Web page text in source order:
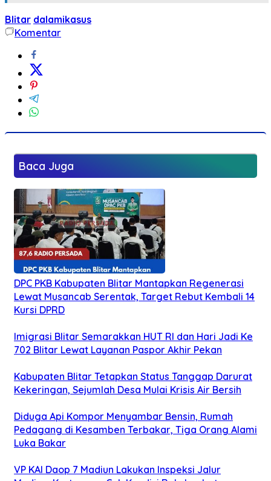
Blitar dalamikasus
Komentar
Baca Juga
DPC PKB Kabupaten Blitar Mantapkan Regenerasi
Lewat Musancab Serentak, Target Rebut Kembali 14
Kursi DPRD
Imigrasi Blitar Semarakkan HUT RI dan Hari Jadi Ke
702 Blitar Lewat Layanan Paspor Akhir Pekan
Kabupaten Blitar Tetapkan Status Tanggap Darurat
Kekeringan, Sejumlah Desa Mulai Krisis Air Bersih
Diduga Api Kompor Menyambar Bensin, Rumah
Pedagang di Kesamben Terbakar, Tiga Orang Alami
Luka Bakar
VP KAI Daop 7 Madiun Lakukan Inspeksi Jalur